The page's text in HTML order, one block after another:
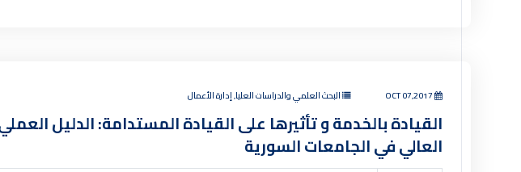
البحث العلمي والدراسات العليا, إدارة الأعمال
القيادة بالخدمة و تأثيرها على القيادة المستدامة: الدليل
العالي في الجامعات السورية